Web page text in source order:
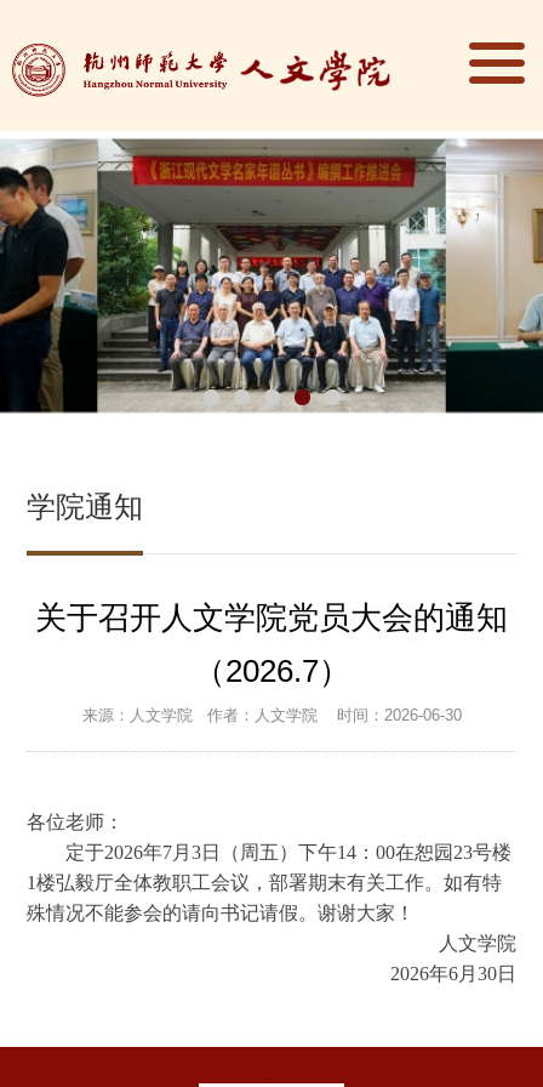
学院通知
关于召开人文学院党员大会的通知
（2026.7）
来源：人文学院 作者：人文学院 时间：2026-06-30
各位老师：
定于2026年7月3日（周五）下午14：00在恕园23号楼
1楼弘毅厅全体教职工会议，部署期末有关工作。如有特
殊情况不能参会的请向书记请假。谢谢大家！
人文学院
2026年6月30日